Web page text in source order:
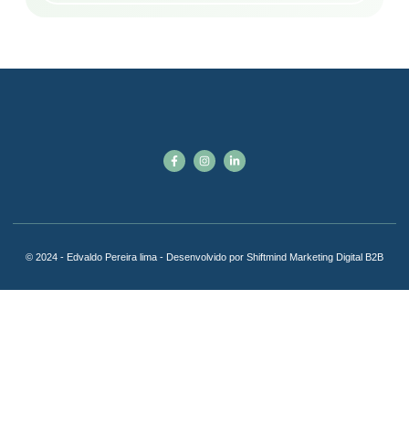
© 2024 - Edvaldo Pereira lima - Desenvolvido por Shiftmind Marketing Digital B2B